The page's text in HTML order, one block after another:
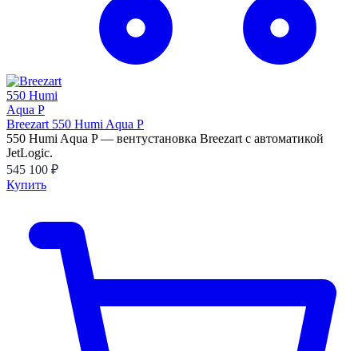
Breezart 550 Humi Aqua P
550 Humi Aqua P — вентустановка Breezart с автоматикой
JetLogic.
545 100 ₽
Купить